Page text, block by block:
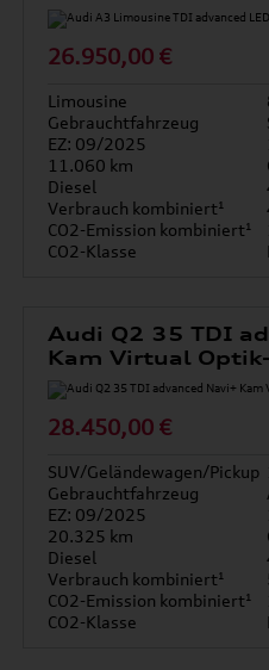
26.950,00 €
Limousine
Gebrauchtfahrzeug
EZ: 09/2025
11.060 km
Diesel
Verbrauch kombiniert¹
CO2-Emission kombiniert¹
CO2-Klasse
Audi Q2 35 TDI
Kam Virtual
28.450,00 €
SUV/Geländewagen/Pickup
Gebrauchtfahrzeug
EZ: 09/2025
20.325 km
Diesel
Verbrauch kombiniert¹
CO2-Emission kombiniert¹
CO2-Klasse